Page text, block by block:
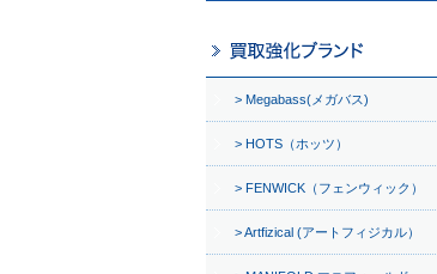
Megabass(メガバス)
HOTS（ホッツ）
FENWICK（フェンウィック）
Artfizical (アートフィジカル）